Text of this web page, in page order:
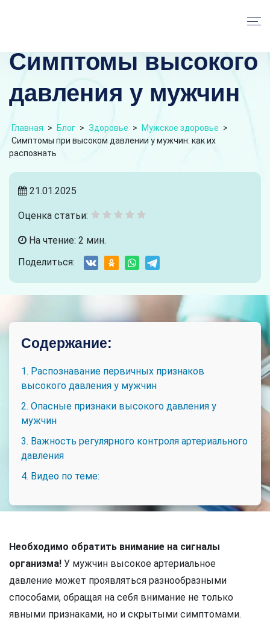
Симптомы высокого
давления у мужчин
Главная > Блог > Здоровье > Мужское здоровье >
Симптомы при высоком давлении у мужчин: как их
распознать
21.01.2025
Оценка статьи:
На чтение: 2 мин.
Поделиться:
Содержание:
1. Распознавание первичных признаков
высокого давления у мужчин
2. Опасные признаки высокого давления у
мужчин
3. Важность регулярного контроля артериального
давления
4. Видео по теме:
Необходимо обратить внимание на сигналы
организма! У мужчин высокое артериальное
давление может проявляться разнообразными
способами, обращая на себя внимание не только
явными признаками, но и скрытыми симптомами.